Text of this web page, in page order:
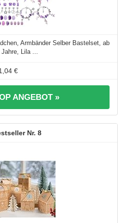
Armbänder Selber Bastelset, ab
Jahre, Lila ...
€
ANGEBOT »
8